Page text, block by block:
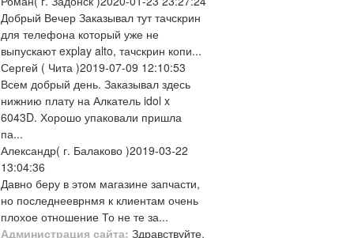
Добрый Вечер Заказывал тут тачскрин
для телефона который уже не
выпускают explay alto, тачскрин копи...
Сергей ( Чита )2019-07-09 12:10:53
Всем добрый день. Заказывал здесь
нижнию плату на Алкатель idol x
6043D. Хорошо упаковали пришла
па...
Александр( г. Балаково )2019-03-22
13:04:36
Давно беру в этом магазине запчасти,
но последнееврнмя к клиентам очень
плохое отношение То не те за...
Администрация сайта: Здравствуйте,